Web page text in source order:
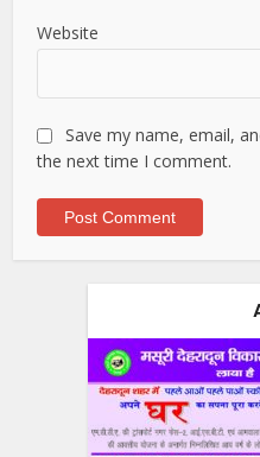
Website
Save my name, email,
the next time I comment.